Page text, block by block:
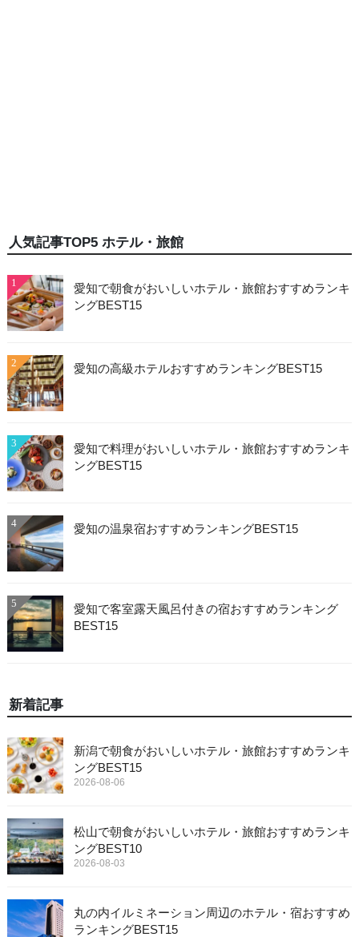
人気記事TOP5 ホテル・旅館
1
愛知で朝食がおいしいホテル・旅館おすすめランキ
ングBEST15
2 愛知の高級ホテルおすすめランキングBEST15
3
愛知で料理がおいしいホテル・旅館おすすめランキ
ングBEST15
4 愛知の温泉宿おすすめランキングBEST15
5
愛知で客室露天風呂付きの宿おすすめランキング
BEST15
新着記事
新潟で朝食がおいしいホテル・旅館おすすめランキ
ングBEST15
2026-08-06
松山で朝食がおいしいホテル・旅館おすすめランキ
ングBEST10
2026-08-03
丸の内イルミネーション周辺のホテル・宿おすすめ
ランキングBEST15